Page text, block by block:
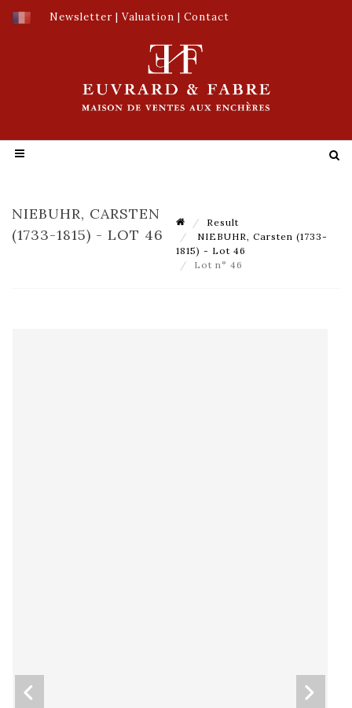
Newsletter | Valuation | Contact
NIEBUHR, CARSTEN
(1733-1815) - LOT 46
Result
NIEBUHR, Carsten (1733-
1815) - Lot 46
Lot n° 46